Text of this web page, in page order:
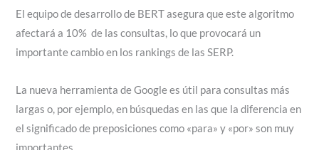
El equipo de desarrollo de BERT asegura que este algoritmo
afectará a 10% de las consultas, lo que provocará un
importante cambio en los rankings de las SERP.
La nueva herramienta de Google es útil para consultas más
largas o, por ejemplo, en búsquedas en las que la diferencia en
el significado de preposiciones como «para» y «por» son muy
importantes.